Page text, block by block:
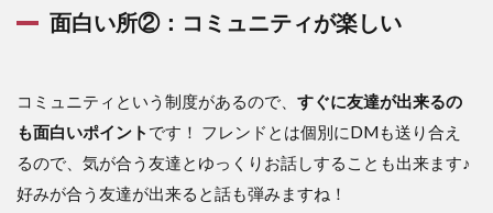
ミ
テラミー)
の悪い口コ
ミ
Stellamy(ス
面白い所②：コミュニティが楽しい
コミュニティという制度があるので、 すぐに友達が出来るの
も面白いポイント です！ フレンドとは個別にDMも送り合え
るので、気が合う友達とゆっくりお話しすることも出来ます♪
好みが合う友達が出来ると話も弾みますね！